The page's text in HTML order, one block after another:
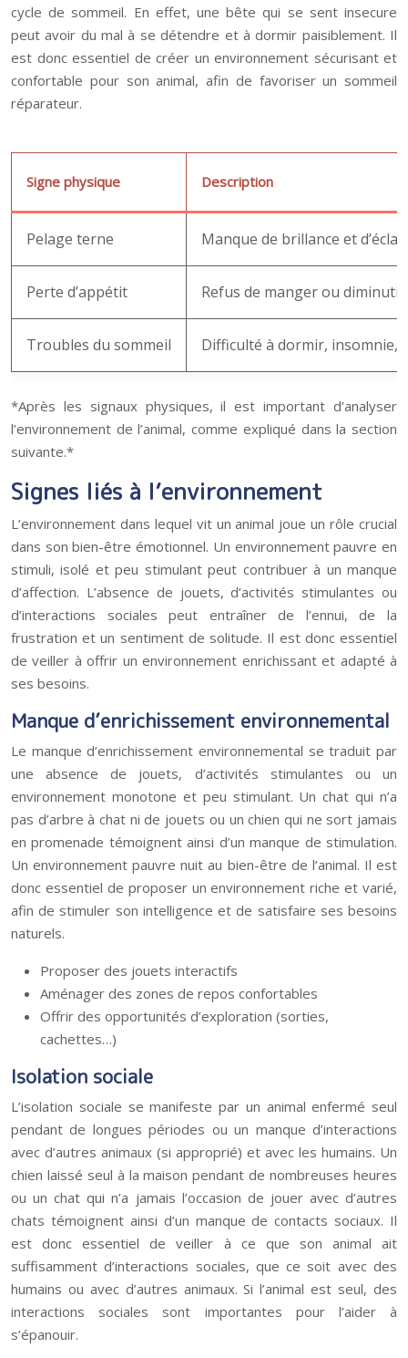
cycle de sommeil. En effet, une bête qui se sent insecure
peut avoir du mal à se détendre et à dormir paisiblement. Il
est donc essentiel de créer un environnement sécurisant et
confortable pour son animal, afin de favoriser un sommeil
réparateur.
Signe physique Description
Pelage terne Manque de brillance et d’éclat
Perte d’appétit Refus de manger ou
Troubles du sommeil Difficulté à dormir, insomnie,
*Après les signaux physiques, il est important d’analyser
l’environnement de l’animal, comme expliqué dans la section
suivante.*
Signes liés à l’environnement
L’environnement dans lequel vit un animal joue un rôle crucial
dans son bien-être émotionnel. Un environnement pauvre en
stimuli, isolé et peu stimulant peut contribuer à un manque
d’affection. L’absence de jouets, d’activités stimulantes ou
d’interactions sociales peut entraîner de l’ennui, de la
frustration et un sentiment de solitude. Il est donc essentiel
de veiller à offrir un environnement enrichissant et adapté à
ses besoins.
Manque d’enrichissement environnemental
Le manque d’enrichissement environnemental se traduit par
une absence de jouets, d’activités stimulantes ou un
environnement monotone et peu stimulant. Un chat qui n’a
pas d’arbre à chat ni de jouets ou un chien qui ne sort jamais
en promenade témoignent ainsi d’un manque de stimulation.
Un environnement pauvre nuit au bien-être de l’animal. Il est
donc essentiel de proposer un environnement riche et varié,
afin de stimuler son intelligence et de satisfaire ses besoins
naturels.
Proposer des jouets interactifs
Aménager des zones de repos confortables
Offrir des opportunités d’exploration (sorties,
cachettes…)
Isolation sociale
L’isolation sociale se manifeste par un animal enfermé seul
pendant de longues périodes ou un manque d’interactions
avec d’autres animaux (si approprié) et avec les humains. Un
chien laissé seul à la maison pendant de nombreuses heures
ou un chat qui n’a jamais l’occasion de jouer avec d’autres
chats témoignent ainsi d’un manque de contacts sociaux. Il
est donc essentiel de veiller à ce que son animal ait
suffisamment d’interactions sociales, que ce soit avec des
humains ou avec d’autres animaux. Si l’animal est seul, des
interactions sociales sont importantes pour l’aider à
s’épanouir.